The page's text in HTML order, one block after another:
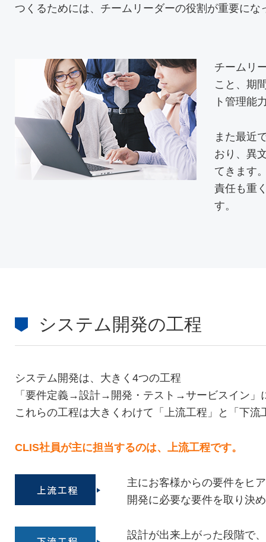
つくるためには、チームリーダーの役割が重要にな
チームリ
こと、期
ト管理能
また最近
おり、異
てきます
責任も重
す。
システム開発の工程
システム開発は、大きく4つの工程
「要件定義→設計→開発・テスト→サービスイン」
これらの工程は大きくわけて「上流工程」と「下流
CLIS社員が主に担当するのは、上流工程です。
主にお客様からの要件をヒ
開発に必要な要件を取り決
設計が出来上がった段階で